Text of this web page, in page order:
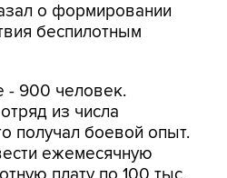
о формировании
беспилотным
- 900 человек.
из числа
получал боевой опыт.
ежемесячную